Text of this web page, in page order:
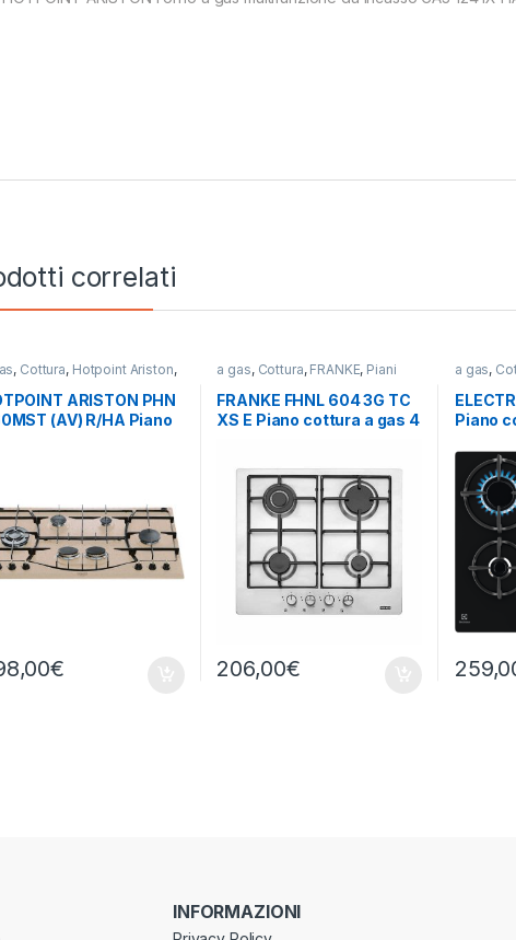
correlati
, Cottura, Hotpoint Ariston,
Cottura
ARISTON PHN
(AV) R/HA Piano
€
a gas, Cottura, FRANKE, Piani
Cottura
FRANKE FHNL 604 3G TC
XS E Piano cottura a gas 4
206,00€
a gas,
Cottura
Piano
INFORMAZIONI